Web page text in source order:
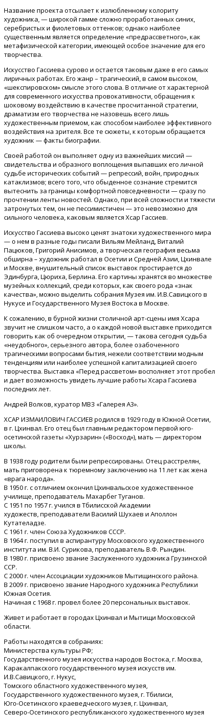
Название проекта отсылает к излюбленному колориту
художника, — широкой гамме сложно проработанных синих,
серебристых и фиолетовых оттенков; однако наиболее
существенным является определение «предрассветного», как
метафизической категории, имеющей особое значение для его
творчества.
Искусство Гассиева сурово и остается таковым даже в его самых
лиричных работах. Его жанр – трагический, в самом высоком,
«шекспировском» смысле этого слова. В отличие от характерной
для современного искусства провокативности, обращения к
шоковому воздействию в качестве просчитанной стратегии,
драматизм его творчества не назовешь всего лишь
художественным приемом, как способом наиболее эффективного
воздействия на зрителя. Все те сюжеты, к которым обращается
художник — факты биографии.
Своей работой он выполняет одну из важнейших миссий —
свидетельства и образного воплощения выпавших его личной
судьбе исторических событий — репрессий, войн, природных
катаклизмов; всего того, что обыденное сознание стремится
вытеснить за границы комфортной повседневности — сразу по
прочтении ленты новостей. Однако, при всей сложности и тяжести
затронутых тем, он не пессимистичен — это невозможно для
сильного человека, каковым является Хсар Гассиев.
Искусство Гассиева высоко ценят знатоки художественного мира
— о нем в разные годы писали Вильям Мейланд, Виталий
Пацюков, Григорий Анисимов, а творческая география весьма
обширна – художник работал в Осетии и Средней Азии, Цхинвале
и Москве, внушительный список выставок простирается до
Эдинбурга, Цюриха, Берлина. Его картины хранятся во множестве
музейных коллекций, среди которых, как своего рода «знак
качества», можно выделить собрания Музея им. И.В.Савицкого в
Нукусе и Государственного Музея Востока в Москве.
К сожалению, в бурной жизни столичной арт-сцены имя Хсара
звучит не слишком часто, а о каждой новой выставке приходится
говорить как об очередном открытии, — такова сегодня судьба
«неудобного», серьезного автора, более озабоченного
трагическими вопросами бытия, нежели соответствии модным
тенденциям или наиболее успешной капитализацией своего
творчества. Выставка «Перед рассветом» восполняет этот пробел
и дает возможность увидеть лучшие работы Хсара Гассиева
последних лет.
Андрей Волков, куратор МВЗ «Галерея А3».
ХСАР ИЗМАИЛОВИЧ ГАССИЕВ родился в 1929 году в Южной Осетии,
в г. Цхинвал. Его отец был главным редактором первой юго-
осетинской газеты «Хурзарин» («Восход»), мать — директором
школы.
В 1938 году родители были репрессированы. Отец расстрелян,
мать приговорена к тюремному заключению на 11 лет как жена
«врага народа».
В 1950 г. с отличием окончил Цхинвальское художественное
училище, преподаватель Махарбег Туганов.
С 1951 по 1957 г. учился в Тбилисской Академии
художеств, преподаватели Василий Шухаев и Аполлон
Кутателадзе.
С 1961 г. член Союза Художников СССР.
В 1964 г. поступил в аспирантуру Московского художественного
института им. В.И. Сурикова, преподаватель В.Ф. Рындин.
В 1980 г. присвоено звание Заслуженного художника Грузинской
ССР.
С 2000 г. член Ассоциации художников Мытищинского района.
В 2009 г. присвоено звание Народного художника Республики
Южная Осетия.
Начиная с 1968 г. провел более 20 персональных выставок.
Живет и работает в городах Цхинвал и Мытищи Московской
области.
Работы находятся в собраниях:
Министерства культуры РФ;
Государственного музея искусства народов Востока, г. Москва,
Каракалпакского государственного музея искусств им.
И.В.Савицкого, г. Нукус,
Томского областного художественного музея,
Государственного художественного музея, г. Тбилиси,
Юго-Осетинского краеведческого музея, г. Цхинвал,
Северо-Осетинского республиканского художественного музея